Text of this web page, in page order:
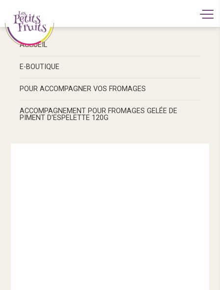
ACCUEIL
E-BOUTIQUE
POUR ACCOMPAGNER VOS FROMAGES
ACCOMPAGNEMENT POUR FROMAGES GELÉE DE
PIMENT D'ESPELETTE 120G